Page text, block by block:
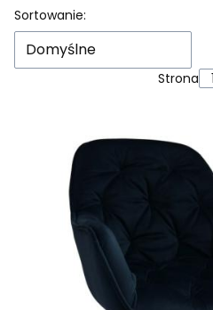
Lista produktów
Sortowanie:
Domyślne
Strona